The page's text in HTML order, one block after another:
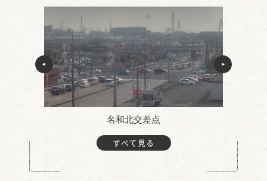
名和北交差点
すべて見る